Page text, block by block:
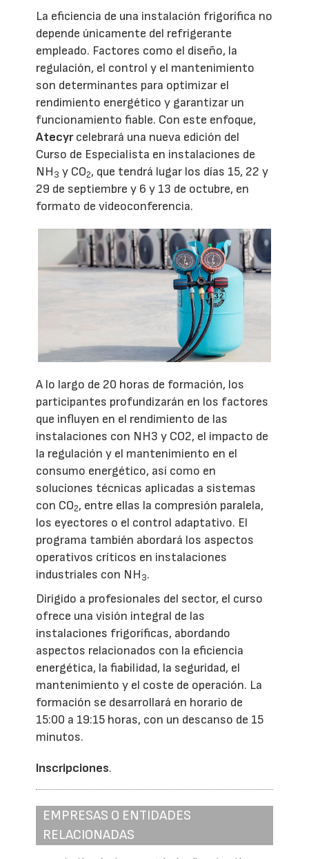
La eficiencia de una instalación frigorífica no
depende únicamente del refrigerante
empleado. Factores como el diseño, la
regulación, el control y el mantenimiento
son determinantes para optimizar el
rendimiento energético y garantizar un
funcionamiento fiable. Con este enfoque,
Atecyrcelebrará una nueva edición del
Curso de Especialista en instalaciones de
NH3 y CO2, que tendrá lugar los días 15, 22 y
29 de septiembre y 6 y 13 de octubre, en
formato de videoconferencia.
A lo largo de 20 horas de formación, los
participantes profundizarán en los factores
que influyen en el rendimiento de las
instalaciones con NH3 y CO2, el impacto de
la regulación y el mantenimiento en el
consumo energético, así como en
soluciones técnicas aplicadas a sistemas
con CO2, entre ellas la compresión paralela,
los eyectores o el control adaptativo. El
programa también abordará los aspectos
operativos críticos en instalaciones
industriales con NH3.
Dirigido a profesionales del sector, el curso
ofrece una visión integral de las
instalaciones frigoríficas, abordando
aspectos relacionados con la eficiencia
energética, la fiabilidad, la seguridad, el
mantenimiento y el coste de operación. La
formación se desarrollará en horario de
15:00 a 19:15 horas, con un descanso de 15
minutos.
Inscripciones.
EMPRESAS O ENTIDADES
RELACIONADAS